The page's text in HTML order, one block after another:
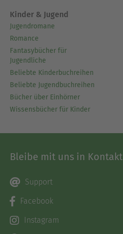
Kinder & Jugend
Jugendromane
Romance
Fantasybücher für
Jugendliche
Beliebte Kinderbuchreihen
Beliebte Jugendbuchreihen
Bücher über Einhörner
Wissensbücher für Kinder
Bleibe mit uns in Kontakt
Support
Facebook
Instagram